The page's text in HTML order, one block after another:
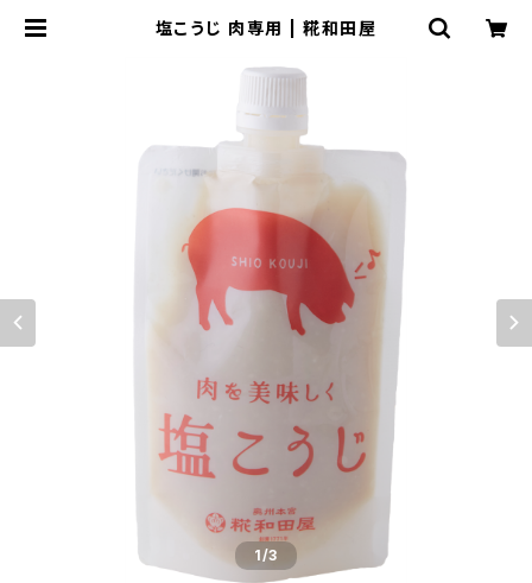
塩こうじ 肉専用 | 糀和田屋
1/3